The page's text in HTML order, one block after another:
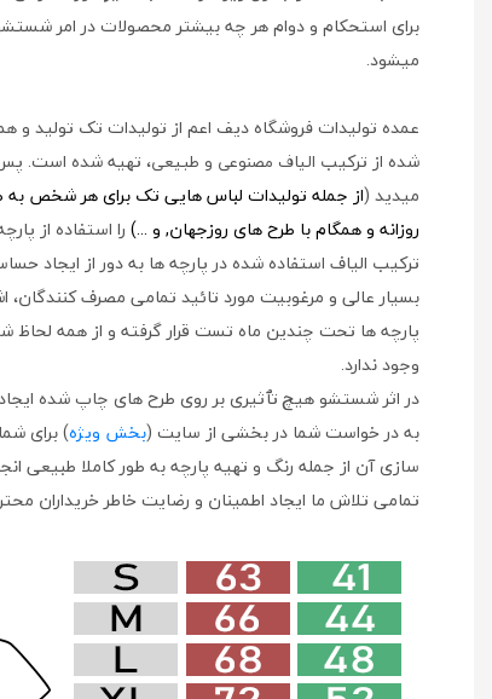
میشود.
عمده تولیدات فروشگاه دیف اعم از تولیدات تک تولید و
شده از ترکیب الیاف مصنوعی و طبیعی، تهیه شده است. پس
میدید (از جمله تولیدات لباس هایی تک برای هر شخص به
روزانه و همگام با طرح های روزجهان, و ...) را استفاده از
ترکیب الیاف استفاده شده در پارچه ها به دور از ایجاد
بسیار عالی و مرغوبیت مورد تائید تمامی مصرف کنندگان،
پارچه ها تحت چندین ماه تست قرار گرفته و از همه لحاظ
وجود ندارد.
در اثر شستشو هیچ تٱثیری بر روی طرح های چاپ شده
به در خواست شما در بخشی از سایت (بخش ویژه) برای
سازی آن از جمله رنگ و تهیه پارچه به طور کاملا طبیعی
تمامی تلاش ما ایجاد اطمینان و رضایت خاطر خریداران